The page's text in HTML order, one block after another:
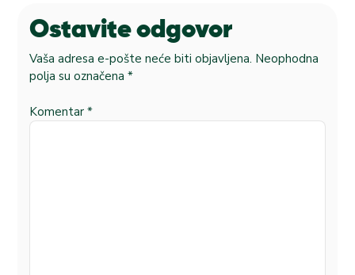
Ostavite odgovor
Vaša adresa e-pošte neće biti objavljena. Neophodna
polja su označena *
Komentar *